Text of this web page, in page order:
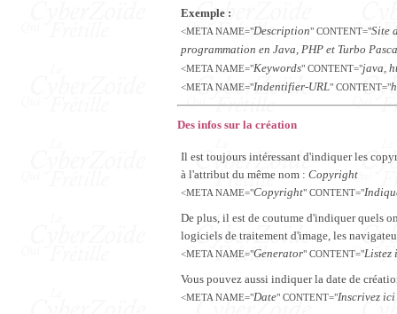
Exemple :
<META NAME="Description" CONTENT="Site
programmation en Java, PHP et Turbo
<META NAME="Keywords" CONTENT="java,
<META NAME="Indentifier-URL" CONTENT="
Des infos sur la création
Il est toujours intéressant d'indiquer les
à l'attribut du même nom : Copyright
<META NAME="Copyright" CONTENT="
De plus, il est de coutume d'indiquer quels
logiciels de traitement d'image, les
<META NAME="Generator" CONTENT="Listez
Vous pouvez aussi indiquer la date de
<META NAME="Date" CONTENT="Inscrivez